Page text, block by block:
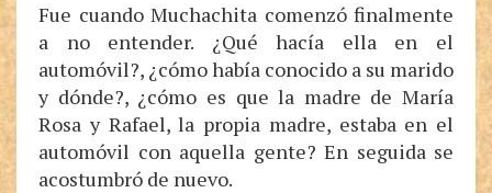
Fue cuando Muchachita comenzó finalmente
a no entender. ¿Qué hacía ella en el
automóvil?, ¿cómo había conocido a su marido
y dónde?, ¿cómo es que la madre de María
Rosa y Rafael, la propia madre, estaba en el
automóvil con aquella gente? En seguida se
acostumbró de nuevo.